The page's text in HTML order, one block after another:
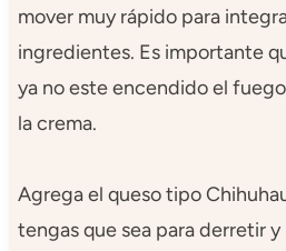
mover muy rápido para
ingredientes. Es importante
ya no este encendido el
la crema.
Agrega el queso tipo
tengas que sea para derretir y